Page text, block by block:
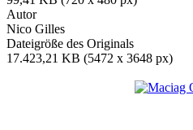
Autor
Nico Gilles
Dateigröße des Originals
17.423,21 KB (5472 x 3648 px)